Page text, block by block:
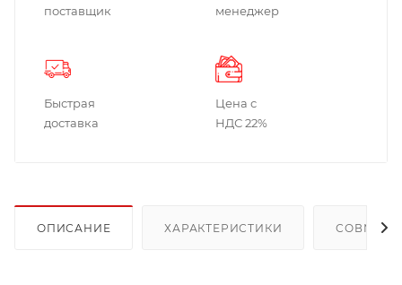
поставщик
менеджер
Быстрая
доставка
Цена с
НДС 22%
ОПИСАНИЕ ХАРАКТЕРИСТИКИ